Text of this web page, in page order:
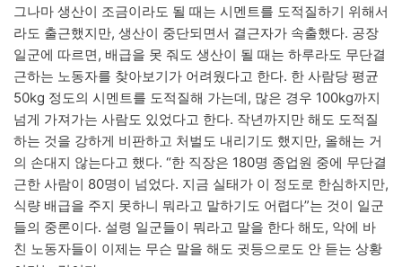
그나마 생산이 조금이라도 될 때는 시멘트를 도적질하기 위해서
라도 출근했지만, 생산이 중단되면서 결근자가 속출했다. 공장
일군에 따르면, 배급을 못 줘도 생산이 될 때는 하루라도 무단결
근하는 노동자를 찾아보기가 어려웠다고 한다. 한 사람당 평균
50kg 정도의 시멘트를 도적질해 가는데, 많은 경우 100kg까지
넘게 가져가는 사람도 있었다고 한다. 작년까지만 해도 도적질
하는 것을 강하게 비판하고 처벌도 내리기도 했지만, 올해는 거
의 손대지 않는다고 했다. “한 직장은 180명 종업원 중에 무단결
근한 사람이 80명이 넘었다. 지금 실태가 이 정도로 한심하지만,
식량 배급을 주지 못하니 뭐라고 말하기도 어렵다”는 것이 일군
들의 중론이다. 설령 일군들이 뭐라고 말을 한다 해도, 악에 바
친 노동자들이 이제는 무슨 말을 해도 귓등으로도 안 듣는 상황